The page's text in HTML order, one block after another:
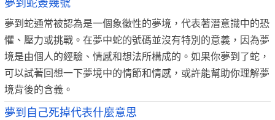
夢到蛇簽幾號
夢到蛇通常被認為是一個象徵性的夢境，代表著潛意識中的恐
懼、壓力或挑戰。在夢中蛇的號碼並沒有特別的意義，因為夢
境是由個人的經驗、情感和想法所構成的。如果你夢到了蛇，
可以試著回想一下夢境中的情節和情感，或許能幫助你理解夢
境背後的含義。
夢到自己死掉代表什麼意思